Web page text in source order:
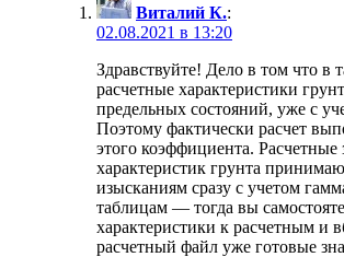
Виталий К.:
02.08.2021 в 13:20
Здравствуйте! Дело в том что в
расчетные характеристики
предельных состояний, уже с
Поэтому фактически расчет
этого коэффициента. Расчетные
характеристик грунта
изысканиям сразу с учетом
таблицам — тогда вы
характеристики к расчетным и
расчетный файл уже готовые